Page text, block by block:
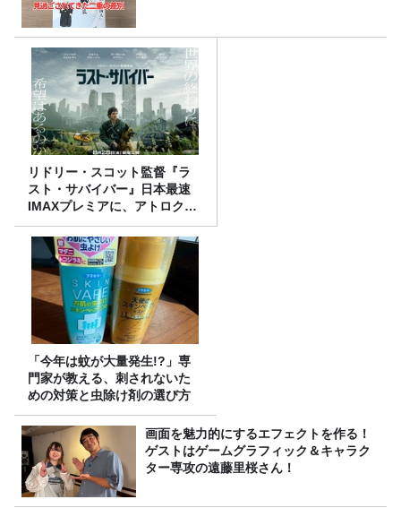
リドリー・スコット監督『ラ
スト・サバイバー』日本最速
IMAXプレミアに、アトロクリ
スナー60名をご招待！
「今年は蚊が大量発生!?」専
門家が教える、刺されないた
めの対策と虫除け剤の選び方
画面を魅力的にするエフェクトを作る！
ゲストはゲームグラフィック＆キャラク
ター専攻の遠藤里桜さん！